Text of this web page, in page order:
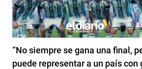
“No siempre se gana una final,
puede representar a un país con